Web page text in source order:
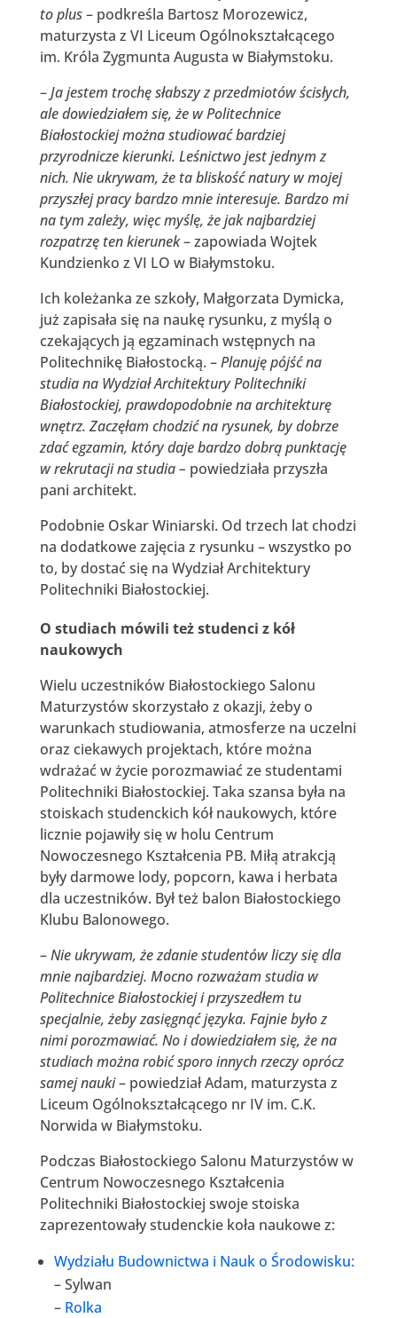
to plus– podkreśla Bartosz Morozewicz,
maturzysta z VI Liceum Ogólnokształcącego
im. Króla Zygmunta Augusta w Białymstoku.
–Ja jestem trochę słabszy z przedmiotów ścisłych,
ale dowiedziałem się, że w Politechnice
Białostockiej można studiować bardziej
przyrodnicze kierunki. Leśnictwo jest jednym z
nich. Nie ukrywam, że ta bliskość natury w mojej
przyszłej pracy bardzo mnie interesuje. Bardzo mi
na tym zależy, więc myślę, że jak najbardziej
rozpatrzę ten kierunek– zapowiada Wojtek
Kundzienko z VI LO w Białymstoku.
Ich koleżanka ze szkoły, Małgorzata Dymicka,
już zapisała się na naukę rysunku, z myślą o
czekających ją egzaminach wstępnych na
Politechnikę Białostocką. –Planuję pójść na
studia na Wydział Architektury Politechniki
Białostockiej, prawdopodobnie na architekturę
wnętrz. Zaczęłam chodzić na rysunek, by dobrze
zdać egzamin, który daje bardzo dobrą punktację
w rekrutacji na studia – powiedziała przyszła
pani architekt.
Podobnie Oskar Winiarski. Od trzech lat chodzi
na dodatkowe zajęcia z rysunku – wszystko po
to, by dostać się na Wydział Architektury
Politechniki Białostockiej.
O studiach mówili też studenci z kół
naukowych
Wielu uczestników Białostockiego Salonu
Maturzystów skorzystało z okazji, żeby o
warunkach studiowania, atmosferze na uczelni
oraz ciekawych projektach, które można
wdrażać w życie porozmawiać ze studentami
Politechniki Białostockiej. Taka szansa była na
stoiskach studenckich kół naukowych, które
licznie pojawiły się w holu Centrum
Nowoczesnego Kształcenia PB. Miłą atrakcją
były darmowe lody, popcorn, kawa i herbata
dla uczestników. Był też balon Białostockiego
Klubu Balonowego.
–Nie ukrywam, że zdanie studentów liczy się dla
mnie najbardziej. Mocno rozważam studia w
Politechnice Białostockiej i przyszedłem tu
specjalnie, żeby zasięgnąć języka. Fajnie było z
nimi porozmawiać. No i dowiedziałem się, że na
studiach można robić sporo innych rzeczy oprócz
samej nauki– powiedział Adam, maturzysta z
Liceum Ogólnokształcącego nr IV im. C.K.
Norwida w Białymstoku.
Podczas Białostockiego Salonu Maturzystów w
Centrum Nowoczesnego Kształcenia
Politechniki Białostockiej swoje stoiska
zaprezentowały studenckie koła naukowe z:
Wydziału Budownictwa i Nauk o Środowisku:
– Sylwan
– Rolka